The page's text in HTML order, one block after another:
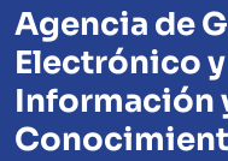
Agencia de
Electrónico
Información